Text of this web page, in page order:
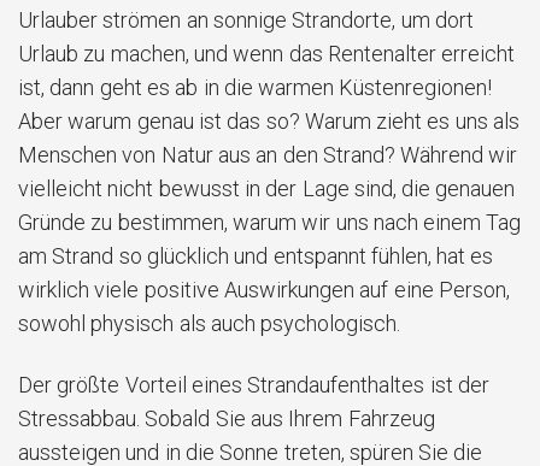
Urlauber strömen an sonnige Strandorte, um dort
Urlaub zu machen, und wenn das Rentenalter erreicht
ist, dann geht es ab in die warmen Küstenregionen!
Aber warum genau ist das so? Warum zieht es uns als
Menschen von Natur aus an den Strand? Während wir
vielleicht nicht bewusst in der Lage sind, die genauen
Gründe zu bestimmen, warum wir uns nach einem Tag
am Strand so glücklich und entspannt fühlen, hat es
wirklich viele positive Auswirkungen auf eine Person,
sowohl physisch als auch psychologisch.
Der größte Vorteil eines Strandaufenthaltes ist der
Stressabbau. Sobald Sie aus Ihrem Fahrzeug
aussteigen und in die Sonne treten, spüren Sie die